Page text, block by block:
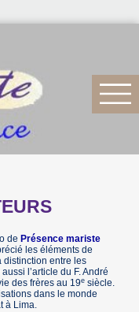
de Présence mariste
les éléments de
distinction entre les
l’article du F. André
des frères au 19e siècle.
dans le monde
à Lima.